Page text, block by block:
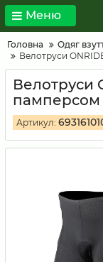
Меню
Головна Одяг
Велотруси
Велотруси
памперсом
Артикул: